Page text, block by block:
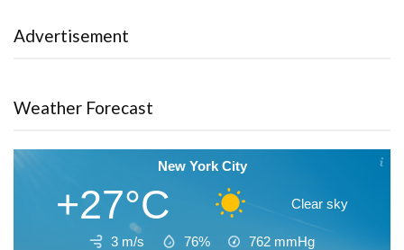
Advertisement
Weather Forecast
New York City
+27°C Clear sky
3 m/s 76% 762 mmHg